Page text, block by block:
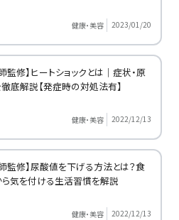
健康・美容 2023/01/20
監修】ヒートショックとは｜症状・原
底解説【発症時の対処法有】
健康・美容 2022/12/13
監修】尿酸値を下げる方法とは？食
気を付ける生活習慣を解説
健康・美容 2022/12/13